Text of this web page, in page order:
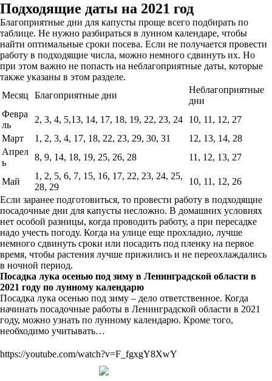
Подходящие даты на 2021 год
Благоприятные дни для капусты проще всего подбирать по
таблице. Не нужно разбираться в лунном календаре, чтобы
найти оптимальные сроки посева. Если не получается провести
работу в подходящие числа, можно немного сдвинуть их. Но
при этом важно не попасть на неблагоприятные даты, которые
также указаны в этом разделе.
Месяц
Благоприятные дни
Неблагоприятные
дни
Февра
ль
2, 3, 4, 5,13, 14, 17, 18, 19, 22, 23, 24
10, 11, 12, 27
Март
1, 2, 3, 4, 17, 18, 22, 23, 29, 30, 31
12, 13, 14, 28
Апрел
ь
8, 9, 14, 18, 19, 25, 26, 28 11, 12, 13, 27
Май
1, 2, 5, 6, 7, 15, 16, 17, 22, 23, 24, 25,
28, 29
10, 11, 12, 26
Если заранее подготовиться, то провести работу в подходящие
посадочные дни для капусты несложно. В домашних условиях
нет особой разницы, когда проводить работу, а при пересадке
надо учесть погоду. Когда на улице еще прохладно, лучше
немного сдвинуть сроки или посадить под пленку на первое
время, чтобы растения лучше прижились и не переохлаждались
в ночной период.
Посадка лука осенью под зиму в Ленинградской области в
2021 году по лунному календарю
Посадка лука осенью под зиму – дело ответственное. Когда
начинать посадочные работы в Ленинградской области в 2021
году, можно узнать по лунному календарю. Кроме того,
необходимо учитывать…
https://youtube.com/watch?v=F_fgxgY8XwY